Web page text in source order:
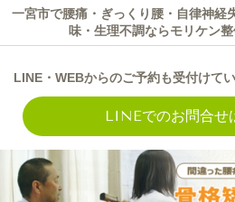
一宮市で腰痛・ぎっくり腰・自律神経
味・生理不調ならモリケン
LINE・WEBからのご予約も受付けて
LINEでのお問合せ